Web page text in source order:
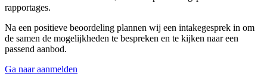
rapportages.
Na een positieve beoordeling plannen wij een intakegesprek in om
de samen de mogelijkheden te bespreken en te kijken naar een
passend aanbod.
Ga naar aanmelden